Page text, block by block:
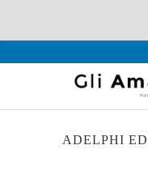
Recensioni
Interviste & Incontri
ADELPHI